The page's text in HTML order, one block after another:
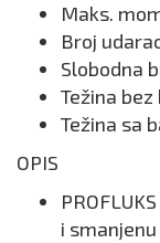
Maks.
Broj
Slobodna
Težina bez
Težina sa
OPIS
i